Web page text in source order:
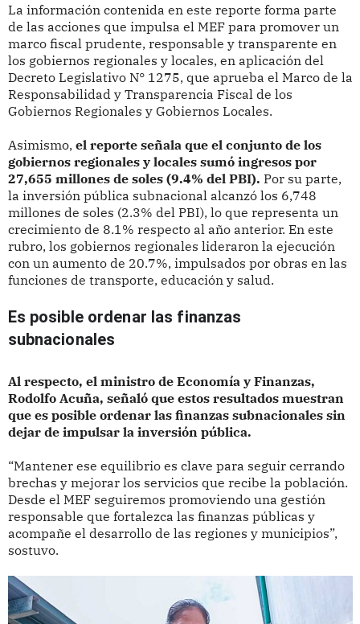
La información contenida en este reporte forma parte
de las acciones que impulsa el MEF para promover un
marco fiscal prudente, responsable y transparente en
los gobiernos regionales y locales, en aplicación del
Decreto Legislativo N° 1275, que aprueba el Marco de la
Responsabilidad y Transparencia Fiscal de los
Gobiernos Regionales y Gobiernos Locales.
Asimismo, el reporte señala que el conjunto de los
gobiernos regionales y locales sumó ingresos por
27,655 millones de soles (9.4% del PBI). Por su parte,
la inversión pública subnacional alcanzó los 6,748
millones de soles (2.3% del PBI), lo que representa un
crecimiento de 8.1% respecto al año anterior. En este
rubro, los gobiernos regionales lideraron la ejecución
con un aumento de 20.7%, impulsados por obras en las
funciones de transporte, educación y salud.
Es posible ordenar las finanzas
subnacionales
Al respecto, el ministro de Economía y Finanzas,
Rodolfo Acuña, señaló que estos resultados muestran
que es posible ordenar las finanzas subnacionales sin
dejar de impulsar la inversión pública.
“Mantener ese equilibrio es clave para seguir cerrando
brechas y mejorar los servicios que recibe la población.
Desde el MEF seguiremos promoviendo una gestión
responsable que fortalezca las finanzas públicas y
acompañe el desarrollo de las regiones y municipios”,
sostuvo.